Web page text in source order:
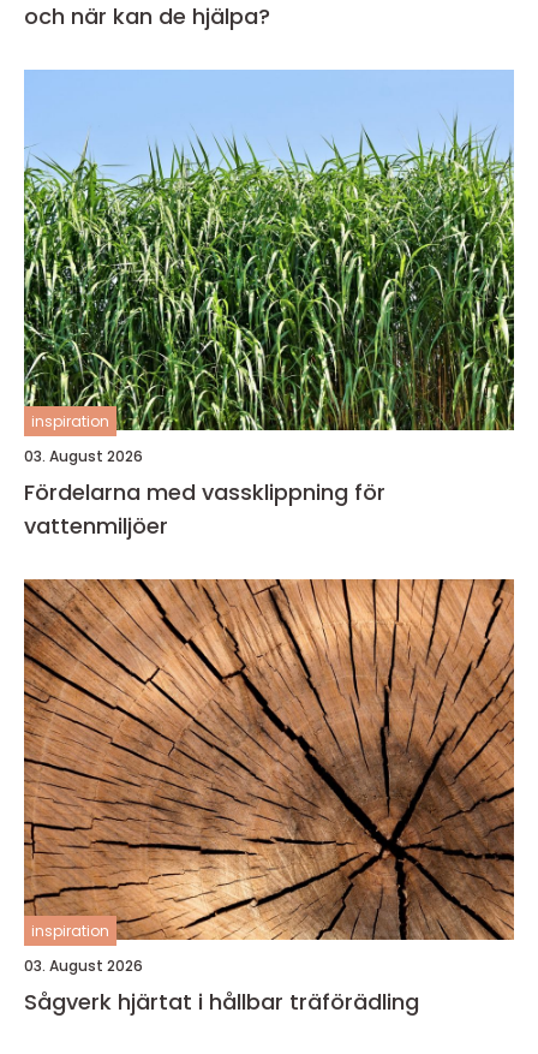
och när kan de hjälpa?
inspiration
03. August 2026
Fördelarna med vassklippning för
vattenmiljöer
inspiration
03. August 2026
Sågverk hjärtat i hållbar träförädling